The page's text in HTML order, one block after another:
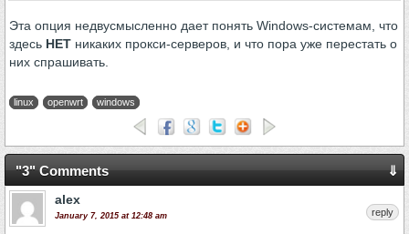
Эта опция недвусмысленно дает понять Windows-системам, что
здесь НЕТ никаких прокси-серверов, и что пора уже перестать о
них спрашивать.
linux openwrt windows
"3" Comments ⇓
alex
January 7, 2015 at 12:48 am reply